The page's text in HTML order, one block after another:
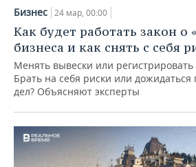
Бизнес 24 мар, 00:00
Как будет работать закон о
бизнеса и как снять с себя
Менять вывески или
Брать на себя риски или
дел? Объясняют эксперты